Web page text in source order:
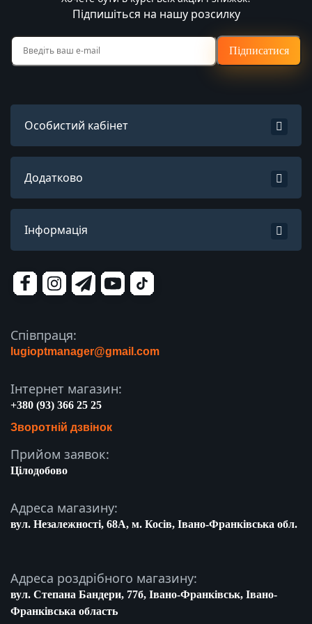
Підпишіться на нашу розсилку
Підписатися
Особистий кабінет
Додатково
Інформація
Співпраця:
lugioptmanager@gmail.com
Інтернет магазин:
+380 (93) 366 25 25
Зворотній дзвінок
Прийом заявок:
Цілодобово
Адреса магазину:
вул. Незалежності, 68A, м. Косів, Івано-Франківська обл.
Адреса роздрібного магазину:
вул. Степана Бандери, 77б, Івано-Франківськ, Івано-
Франківська область